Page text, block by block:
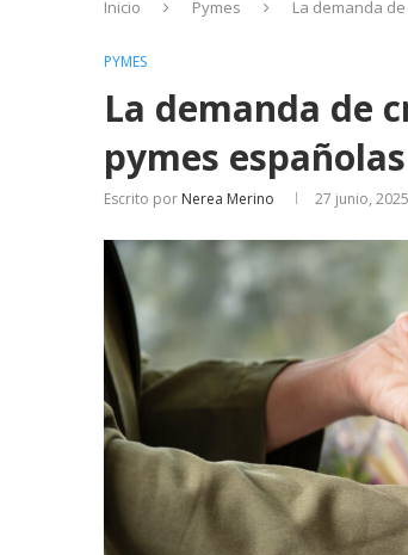
Inicio Pymes La demanda
PYMES
La demanda de
pymes
Escrito por Nerea Merino 27 junio, 2025